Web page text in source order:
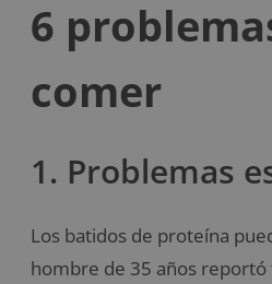
6
comer
1. Problemas
Los batidos de proteína
hombre de 35 años reportó